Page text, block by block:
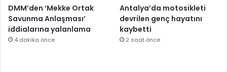
DMM’den ‘Mekke Ortak
Savunma Anlaşması’
iddialarına yalanlama
4 dakika önce
Antalya’da motosikleti
devrilen genç hayatını
kaybetti
2 saat önce